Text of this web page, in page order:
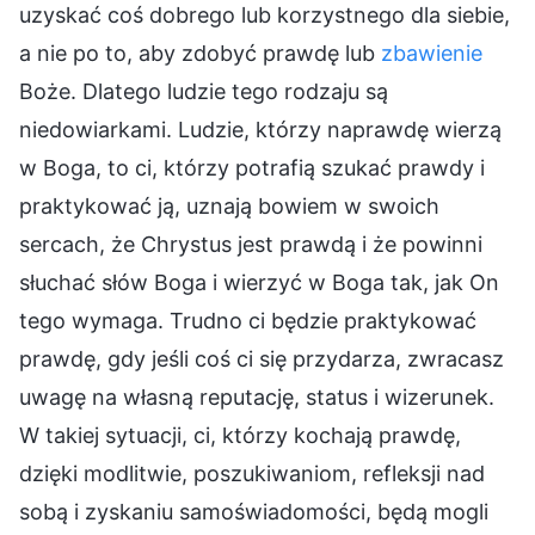
uzyskać coś dobrego lub korzystnego dla siebie,
a nie po to, aby zdobyć prawdę lub zbawienie
Boże. Dlatego ludzie tego rodzaju są
niedowiarkami. Ludzie, którzy naprawdę wierzą
w Boga, to ci, którzy potrafią szukać prawdy i
praktykować ją, uznają bowiem w swoich
sercach, że Chrystus jest prawdą i że powinni
słuchać słów Boga i wierzyć w Boga tak, jak On
tego wymaga. Trudno ci będzie praktykować
prawdę, gdy jeśli coś ci się przydarza, zwracasz
uwagę na własną reputację, status i wizerunek.
W takiej sytuacji, ci, którzy kochają prawdę,
dzięki modlitwie, poszukiwaniom, refleksji nad
sobą i zyskaniu samoświadomości, będą mogli